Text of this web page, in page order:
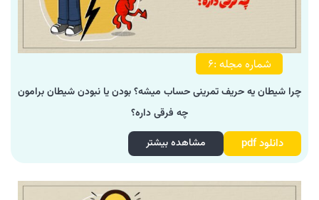
شماره مجله :6
چرا شیطان یه حریف تمرینی حساب میشه؟ بودن یا نبودن شیطان برامون
چه فرقی داره؟
دانلود pdf مشاهده بیشتر